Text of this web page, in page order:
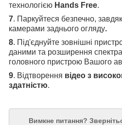
технологією Hands Free.
7. Паркуйтеся безпечно,
камерами заднього огляду.
8. Під'єднуйте зовнішні
даними та розширення
головного пристрою Вашого
9. Відтворення відео з
здатністю.
Вимкне питання?